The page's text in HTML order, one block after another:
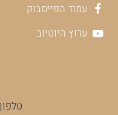
עמוד הפייסבוק
ערוץ היוטיוב